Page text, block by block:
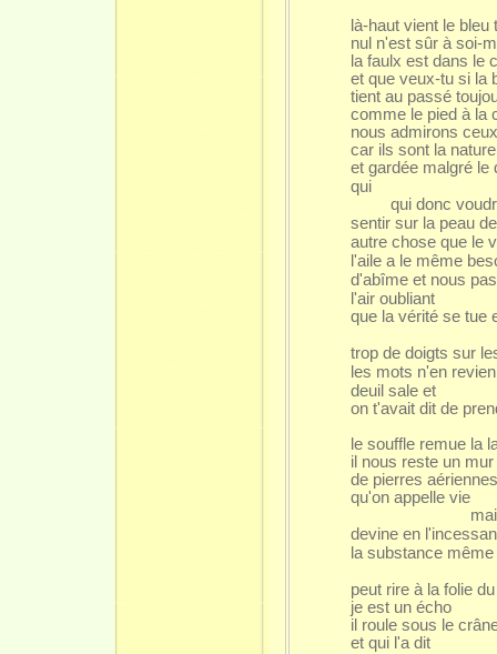
là-haut vient le bleu
nul n'est sûr à soi-
la faulx est dans le
et que veux-tu si la
tient au passé
comme le pied à la
nous admirons
car ils sont la
et gardée malgré le
qui
qui donc
sentir sur la peau
autre chose que le
l'aile a le même
d'abîme et nous
l'air oubliant
que la vérité se tue
trop de doigts sur
les mots n'en
deuil sale et
on t'avait dit de
le souffle remue la
il nous reste un
de pierres
qu'on appelle vie
devine en
la substance
peut rire à la folie
je est un écho
il roule sous le
et qui l'a dit